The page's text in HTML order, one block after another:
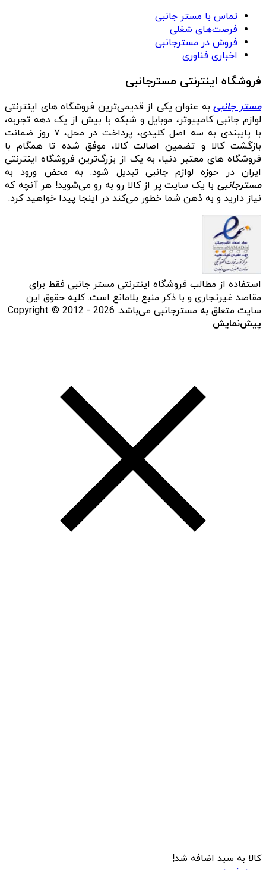
تماس با مستر جانبی
فرصت‌های شغلی
فروش در مسترجانبی
اخباری فناوری
فروشگاه اینترنتی مسترجانبی
مستر جانبیبه عنوان یکی از قدیمی‌ترین فروشگاه های اینترنتی
لوازم جانبی کامپیوتر، موبایل و شبکه با بیش از یک دهه تجربه،
با پایبندی به سه اصل کلیدی، پرداخت در محل، ۷ روز ضمانت
بازگشت کالا و تضمین اصالت کالا، موفق شده تا همگام با
فروشگاه‌ های معتبر دنیا، به یک از بزرگ‌ترین فروشگاه اینترنتی
ایران در حوزه لوازم جانبی تبدیل شود. به محض ورود به
مسترجانبی با یک سایت پر از کالا رو به رو می‌شوید! هر آنچه که
نیاز دارید و به ذهن شما خطور می‌کند در اینجا پیدا خواهید کرد.
استفاده از مطالب فروشگاه اینترنتی مستر جانبی فقط برای
مقاصد غیرتجاری و با ذکر منبع بلامانع است. کلیه حقوق این
سایت متعلق به مسترجانبی می‌باشد. Copyright © 2012 - 2026
پیش‌نمایش
کالا به سبد اضافه شد!